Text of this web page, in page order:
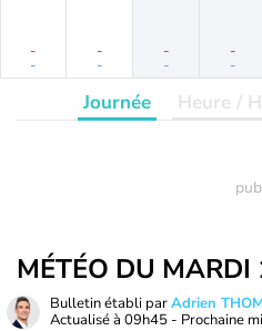
-
-
-
-
-
-
-
-
Journée Heure /
MÉTÉO DU
Bulletin établi parAdrien
Actualisé à 09h45 - Prochaine